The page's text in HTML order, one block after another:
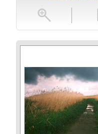
toevoegen